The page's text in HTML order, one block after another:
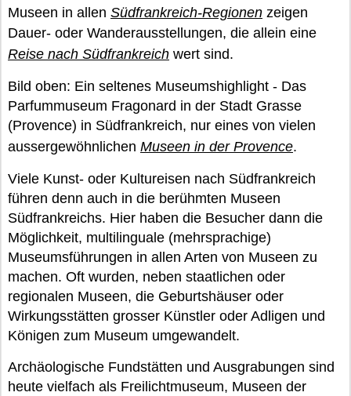
Museen in allen Südfrankreich-Regionen zeigen
Dauer- oder Wanderausstellungen, die allein eine
Reise nach Südfrankreich wert sind.
Bild oben: Ein seltenes Museumshighlight - Das
Parfummuseum Fragonard in der Stadt Grasse
(Provence) in Südfrankreich, nur eines von vielen
aussergewöhnlichen Museen in der Provence.
Viele Kunst- oder Kultureisen nach Südfrankreich
führen denn auch in die berühmten Museen
Südfrankreichs. Hier haben die Besucher dann die
Möglichkeit, multilinguale (mehrsprachige)
Museumsführungen in allen Arten von Museen zu
machen. Oft wurden, neben staatlichen oder
regionalen Museen, die Geburtshäuser oder
Wirkungsstätten grosser Künstler oder Adligen und
Königen zum Museum umgewandelt.
Archäologische Fundstätten und Ausgrabungen sind
heute vielfach als Freilichtmuseum, Museen der